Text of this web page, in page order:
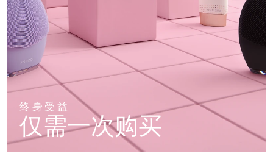
终身受益
仅需一次购买